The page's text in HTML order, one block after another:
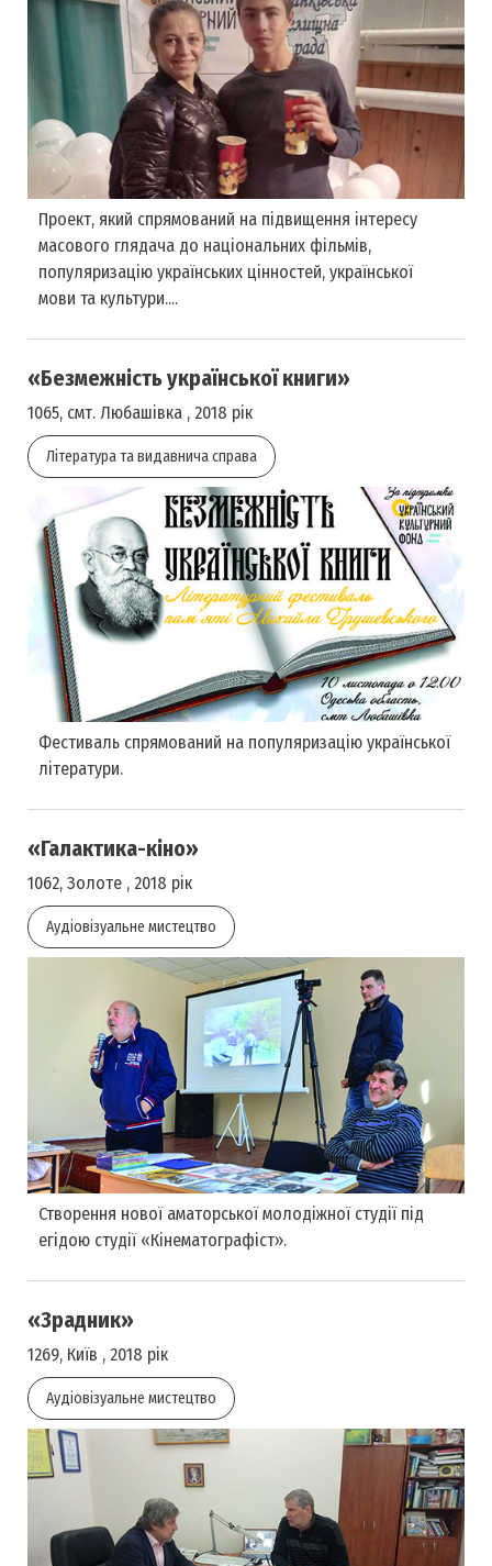
Проект, який спрямований на підвищення інтересу
масового глядача до національних фільмів,
популяризацію українських цінностей, української
мови та культури....
«Безмежність української книги»
1065, смт. Любашівка , 2018 рік
Література та видавнича справа
Фестиваль спрямований на популяризацію української
літератури.
«Галактика-кіно»
1062, Золоте , 2018 рік
Аудіовізуальне мистецтво
Створення нової аматорської молодіжної студії під
егідою студії «Кінематографіст».
«Зрадник»
1269, Київ , 2018 рік
Аудіовізуальне мистецтво